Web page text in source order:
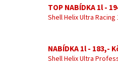
c
í
v
k
á
n
í
TOP NABÍDKA 1l -
Shell Helix Ultra Racing
NABÍDKA 1l - 183,-
Shell Helix Ultra